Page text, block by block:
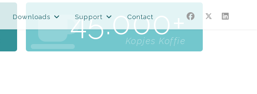
Downloads Support Contact
45.000
Kopjes Koffie